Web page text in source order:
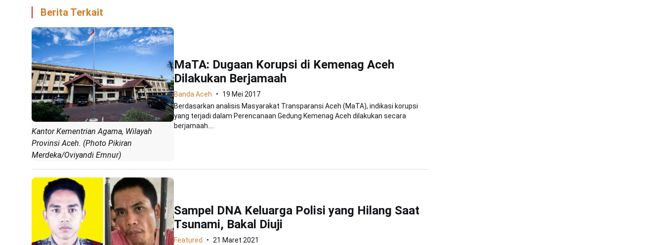
Berita Terkait
Kantor Kementrian Agama, Wilayah
Provinsi Aceh. (Photo Pikiran
Merdeka/Oviyandi Emnur)
MaTA: Dugaan Korupsi di Kemenag Aceh
Dilakukan Berjamaah
Banda Aceh
19 Mei 2017
Berdasarkan analisis Masyarakat Transparansi Aceh (MaTA), indikasi korupsi
yang terjadi dalam Perencanaan Gedung Kemenag Aceh dilakukan secara
berjamaah....
Sampel DNA Keluarga Polisi yang Hilang Saat
Tsunami, Bakal Diuji
Featured
21 Maret 2021